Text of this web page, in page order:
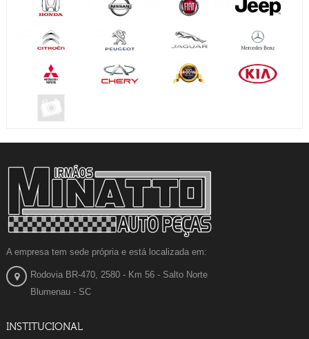
A empresa tem sede própria e está localizada em:
Rodovia BR-470, 2580 - Km 56 - Salto Norte
Blumenau - SC
INSTITUCIONAL